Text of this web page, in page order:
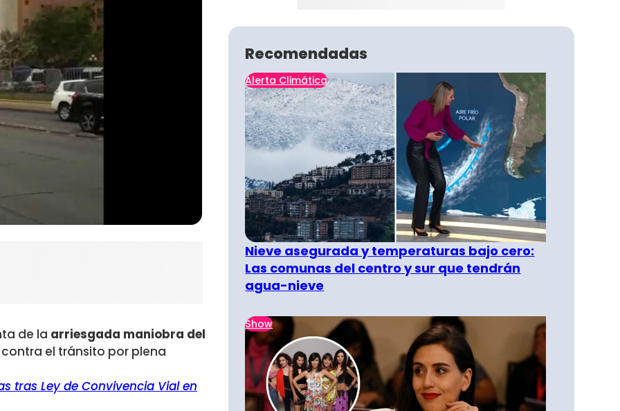
de la arriesgada maniobra del
el tránsito por plena
tras Ley de Convivencia Vial en
Recomendadas
Alerta Climática
Nieve asegurada y temperaturas bajo cero:
Las comunas del centro y sur que tendrán
agua-nieve
Show